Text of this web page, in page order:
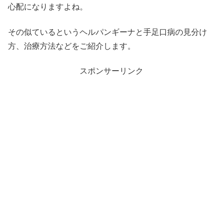
心配になりますよね。
その似ているというヘルパンギーナと手足口病の見分け
方、治療方法などをご紹介します。
スポンサーリンク